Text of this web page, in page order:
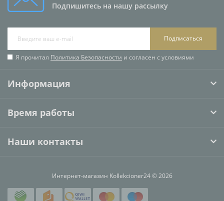
Подпишитесь на нашу рассылку
Подписаться
Я прочитал Политика Безопасности и согласен с условиями
Информация
Время работы
Наши контакты
Интернет-магазин Kollekcioner24 © 2026